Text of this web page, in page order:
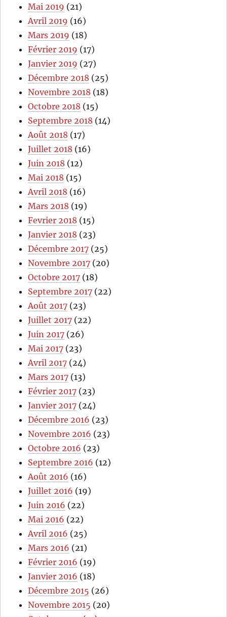
Mai 2019 (21)
Avril 2019 (16)
Mars 2019 (18)
Février 2019 (17)
Janvier 2019 (27)
Décembre 2018 (25)
Novembre 2018 (18)
Octobre 2018 (15)
Septembre 2018 (14)
Août 2018 (17)
Juillet 2018 (16)
Juin 2018 (12)
Mai 2018 (15)
Avril 2018 (16)
Mars 2018 (19)
Fevrier 2018 (15)
Janvier 2018 (23)
Décembre 2017 (25)
Novembre 2017 (20)
Octobre 2017 (18)
Septembre 2017 (22)
Août 2017 (23)
Juillet 2017 (22)
Juin 2017 (26)
Mai 2017 (23)
Avril 2017 (24)
Mars 2017 (13)
Février 2017 (23)
Janvier 2017 (24)
Décembre 2016 (23)
Novembre 2016 (23)
Octobre 2016 (23)
Septembre 2016 (12)
Août 2016 (16)
Juillet 2016 (19)
Juin 2016 (22)
Mai 2016 (22)
Avril 2016 (25)
Mars 2016 (21)
Février 2016 (19)
Janvier 2016 (18)
Décembre 2015 (26)
Novembre 2015 (20)